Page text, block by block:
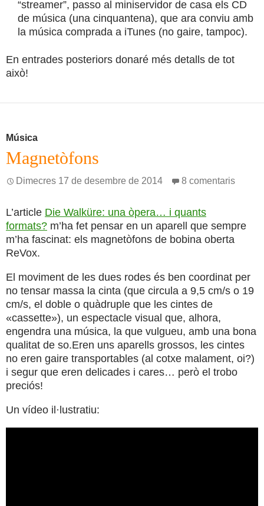
“streamer”, passo al miniservidor de casa els CD
de música (una cinquantena), que ara conviu amb
la música comprada a iTunes (no gaire, tampoc).
En entrades posteriors donaré més detalls de tot
això!
Música
Magnetòfons
Dimecres 17 de desembre de 2014 8 comentaris
L’article Die Walküre: una òpera… i quants
formats? m’ha fet pensar en un aparell que sempre
m’ha fascinat: els magnetòfons de bobina oberta
ReVox.
El moviment de les dues rodes és ben coordinat per
no tensar massa la cinta (que circula a 9,5 cm/s o 19
cm/s, el doble o quàdruple que les cintes de
«cassette»), un espectacle visual que, alhora,
engendra una música, la que vulgueu, amb una bona
qualitat de so.Eren uns aparells grossos, les cintes
no eren gaire transportables (al cotxe malament, oi?)
i segur que eren delicades i cares… però el trobo
preciós!
Un vídeo il·lustratiu: